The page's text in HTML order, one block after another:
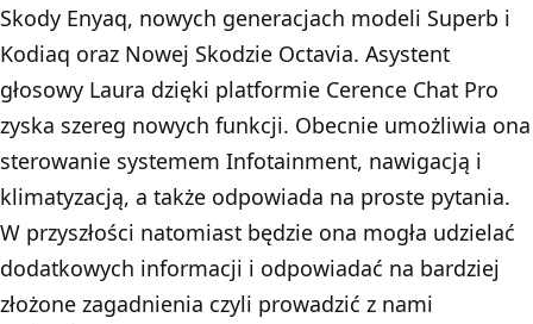
Skody Enyaq, nowych generacjach modeli Superb i
Kodiaq oraz Nowej Skodzie Octavia. Asystent
głosowy Laura dzięki platformie Cerence Chat Pro
zyska szereg nowych funkcji. Obecnie umożliwia ona
sterowanie systemem Infotainment, nawigacją i
klimatyzacją, a także odpowiada na proste pytania.
W przyszłości natomiast będzie ona mogła udzielać
dodatkowych informacji i odpowiadać na bardziej
złożone zagadnienia czyli prowadzić z nami